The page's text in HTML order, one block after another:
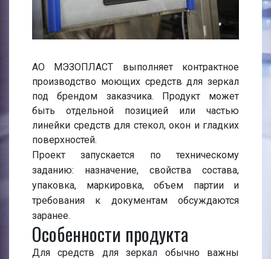
АО МЭЗОПЛАСТ выполняет контрактное
производство моющих средств для зеркал
под брендом заказчика. Продукт может
быть отдельной позицией или частью
линейки средств для стекол, окон и гладких
поверхностей.
Проект запускается по техническому
заданию: назначение, свойства состава,
упаковка, маркировка, объем партии и
требования к документам обсуждаются
заранее.
Особенности продукта
Для средств для зеркал обычно важны